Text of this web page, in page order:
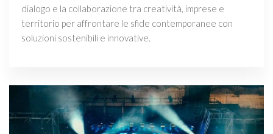
dialogo e la collaborazione tra creatività, imprese e
territorio per affrontare le sfide contemporanee con
soluzioni sostenibili e innovative.